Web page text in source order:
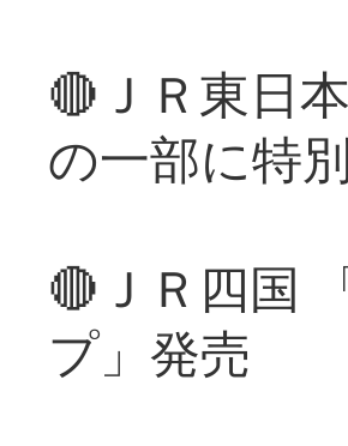
🔴ＪＲ東日
の一部に特
🔴ＪＲ四国
プ」発売